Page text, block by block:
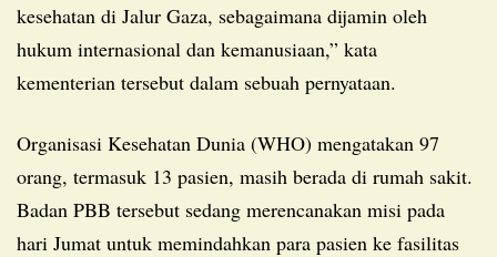
kesehatan di Jalur Gaza, sebagaimana dijamin oleh
hukum internasional dan kemanusiaan,” kata
kementerian tersebut dalam sebuah pernyataan.
Organisasi Kesehatan Dunia (WHO) mengatakan 97
orang, termasuk 13 pasien, masih berada di rumah sakit.
Badan PBB tersebut sedang merencanakan misi pada
hari Jumat untuk memindahkan para pasien ke fasilitas